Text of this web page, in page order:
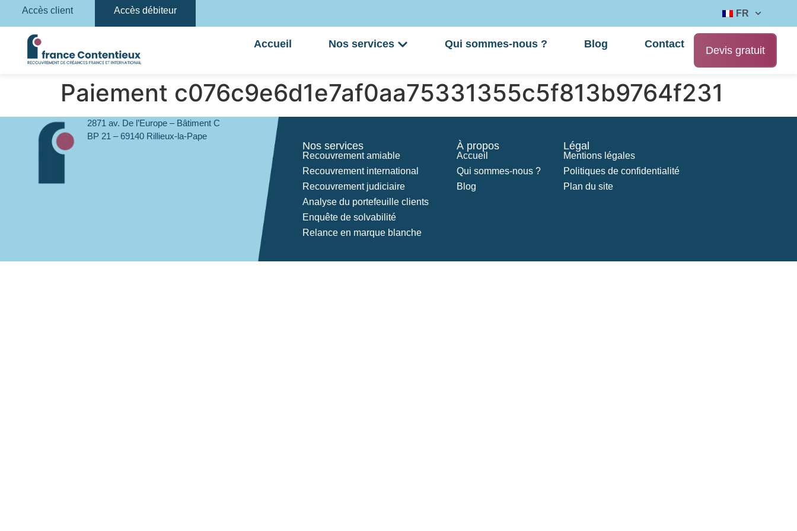
Accès client Accès débiteur FR
Accueil Nos services Qui sommes-nous ? Blog Contact
Devis gratuit
Paiement c076c9e6d1e7af0aa75331355c5f813b9764f231
2871 av. De l’Europe – Bâtiment C
BP 21 – 69140 Rillieux-la-Pape
Nos services
Recouvrement amiable
Recouvrement international
Recouvrement judiciaire
Analyse du portefeuille clients
Enquête de solvabilité
Relance en marque blanche
À propos
Accueil
Qui sommes-nous ?
Blog
Légal
Mentions légales
Politiques de confidentialité
Plan du site